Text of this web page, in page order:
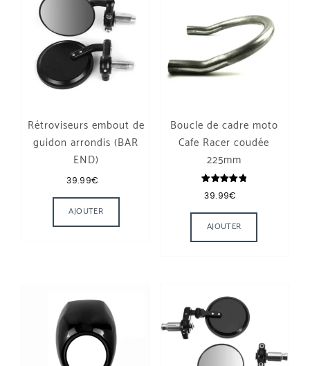
Rétroviseurs embout de
guidon arrondis (BAR
END)
39.99€
AJOUTER
Boucle de cadre moto
Cafe Racer coudée
225mm
5.00
39.99€
AJOUTER